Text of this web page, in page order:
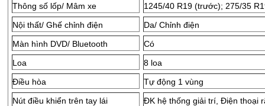
Thông số lốp/ Mâm xe
1245/40 R19 (trước); 275/35
Nội thất/ Ghế chỉnh điện
Da/ Chỉnh điện
Màn hình DVD/ Bluetooth
Có
Loa
8 loa
Điều hòa
Tự động 1 vùng
Nút điều khiển trên tay lái
ĐK hệ thống giải trí, Điện thoại